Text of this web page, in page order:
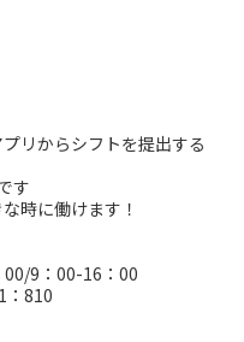
リからシフトを提出する
す
時に働けます！
00/9：00-16：00
：810